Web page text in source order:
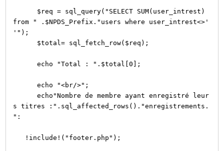
$req = sql_query("SELECT SUM(user_intrest)
from " .$NPDS_Prefix."users where user_intrest<>'
'");
$total= sql_fetch_row($req);
echo "Total : ".$total[0];
echo "<br/>";
echo"Nombre de membre ayant enregistré leur
s titres :".sql_affected_rows()."enregistrements.
":
!include!("footer.php");